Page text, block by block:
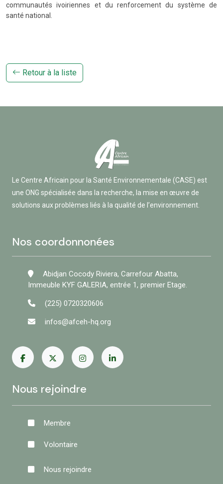
communautés ivoiriennes et du renforcement du système de
santé national.
Retour à la liste
Le Centre Africain pour la Santé Environnementale (CASE) est
une ONG spécialisée dans la recherche, la mise en œuvre de
solutions aux problèmes liés à la qualité de l’environnement.
Nos coordonnonées
Abidjan Cocody Riviera, Carrefour Abatta,
Immeuble KYF GALERIA, entrée 1, premier Etage.
(225) 0720320606
infos@afceh-hq.org
Nous rejoindre
Membre
Volontaire
Nous rejoindre